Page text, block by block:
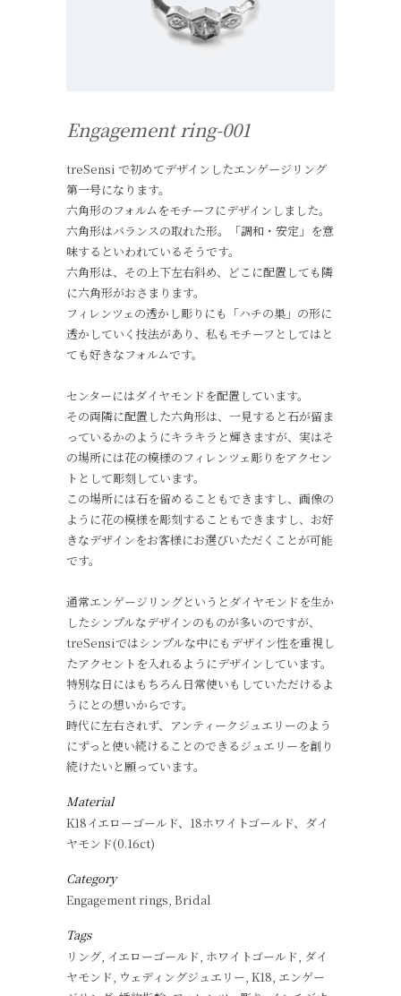
Engagement ring-001
treSensi で初めてデザインしたエンゲージリング
第一号になります。
六角形のフォルムをモチーフにデザインしました。
六角形はバランスの取れた形。「調和・安定」を意
味するといわれているそうです。
六角形は、その上下左右斜め、どこに配置しても隣
に六角形がおさまります。
フィレンツェの透かし彫りにも「ハチの巣」の形に
透かしていく技法があり、私もモチーフとしてはと
ても好きなフォルムです。
センターにはダイヤモンドを配置しています。
その両隣に配置した六角形は、一見すると石が留ま
っているかのようにキラキラと輝きますが、実はそ
の場所には花の模様のフィレンツェ彫りをアクセン
トとして彫刻しています。
この場所には石を留めることもできますし、画像の
ように花の模様を彫刻することもできますし、お好
きなデザインをお客様にお選びいただくことが可能
です。
通常エンゲージリングというとダイヤモンドを生か
したシンプルなデザインのものが多いのですが、
treSensiではシンプルな中にもデザイン性を重視し
たアクセントを入れるようにデザインしています。
特別な日にはもちろん日常使いもしていただけるよ
うにとの想いからです。
時代に左右されず、アンティークジュエリーのよう
にずっと使い続けることのできるジュエリーを創り
続けたいと願っています。
Material
K18イエローゴールド、18ホワイトゴールド、ダイ
ヤモンド(0.16ct)
Category
Engagement rings, Bridal
Tags
リング, イエローゴールド, ホワイトゴールド, ダイ
ヤモンド, ウェディングジュエリー, K18, エンゲー